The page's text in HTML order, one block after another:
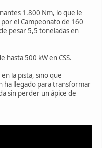
1.800 Nm, lo que le
el Campeonato de 160
pesar 5,5 toneladas en
hasta 500 kW en CSS.
la pista, sino que
ha llegado para transformar
sin perder un ápice de